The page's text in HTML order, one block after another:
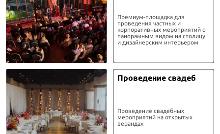
Премиум-площадка для
проведения частных и
корпоративных мероприятий с
панорамным видом на столицу
и дизайнерским интерьером
Проведение свадеб
Проведение свадебных
мероприятий на открытых
верандах